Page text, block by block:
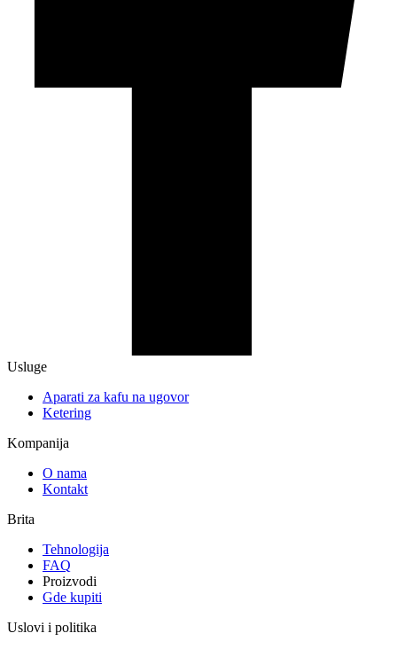
Usluge
Aparati za kafu na ugovor
Ketering
Kompanija
O nama
Kontakt
Brita
Tehnologija
FAQ
Proizvodi
Gde kupiti
Uslovi i politika